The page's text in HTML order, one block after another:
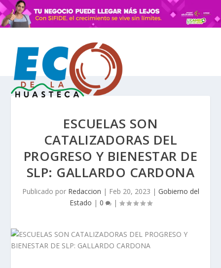
ESCUELAS SON
CATALIZADORAS DEL
PROGRESO Y BIENESTAR DE
SLP: GALLARDO CARDONA
Publicado por Redaccion | Feb 20, 2023 | Gobierno del
Estado | 0 |